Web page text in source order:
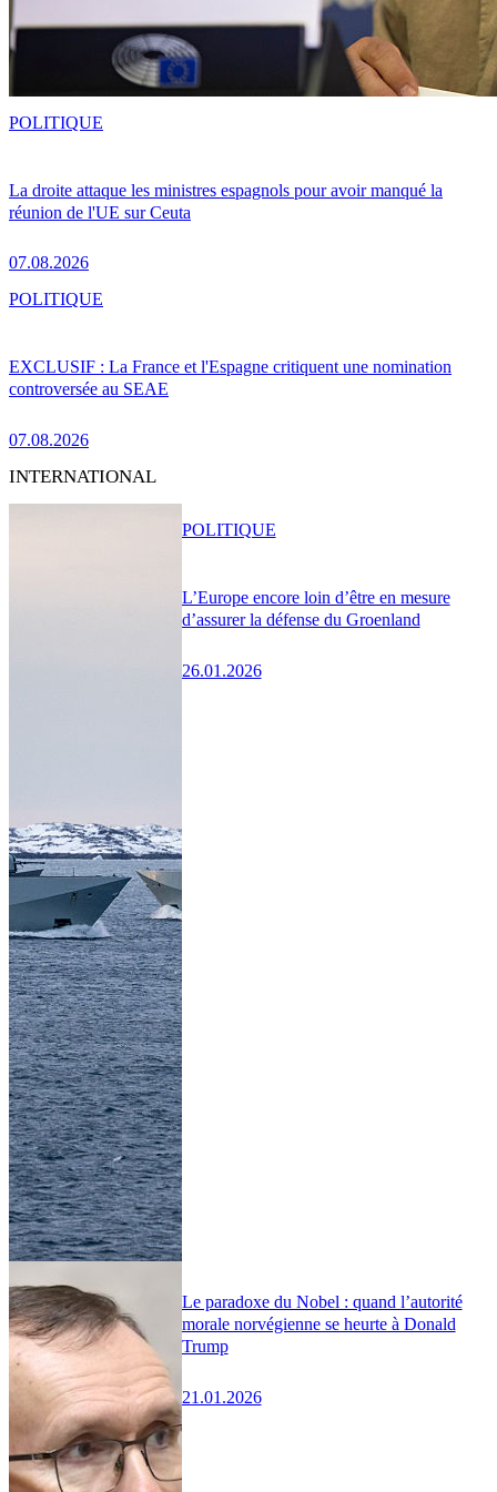
La droite attaque les ministres espagnols pour avoir manqué la
réunion de l'UE sur Ceuta
07.08.2026
POLITIQUE
EXCLUSIF : La France et l'Espagne critiquent une nomination
controversée au SEAE
07.08.2026
POLITIQUE
INTERNATIONAL
L’Europe encore loin d’être en mesure
d’assurer la défense du Groenland
26.01.2026
POLITIQUE
Le paradoxe du Nobel : quand l’autorité
morale norvégienne se heurte à Donald
Trump
21.01.2026